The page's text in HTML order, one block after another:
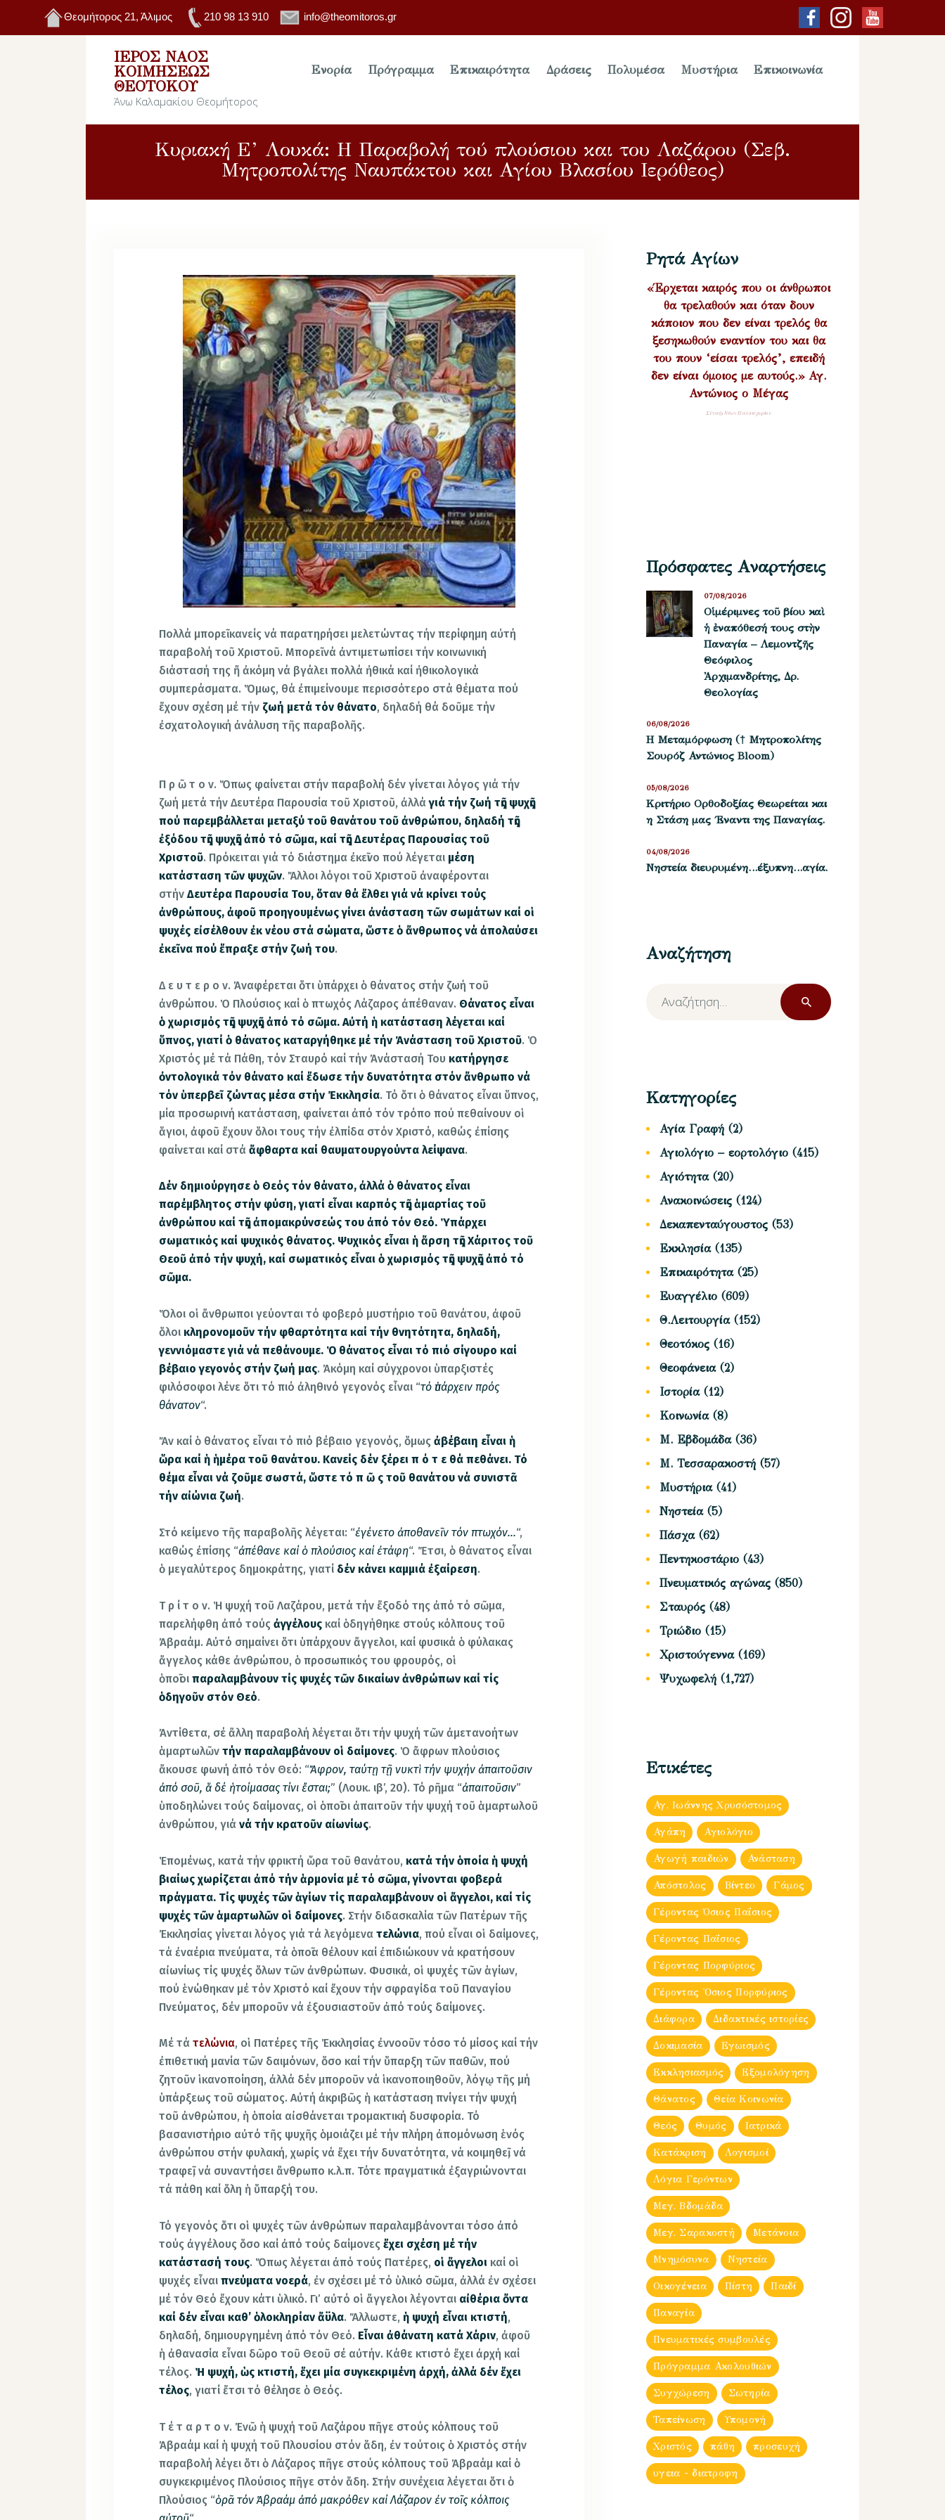
Θεομήτορος 21, Άλιμος 210 98 13 910 info@theomitoros.gr
ΙΕΡΌΣ ΝΑΌΣ
ΚΟΙΜΉΣΕΩΣ
ΘΕΟΤΌΚΟΥ
Άνω Καλαμακίου Θεομήτορος
Ενορία Πρόγραμμα Επικαιρότητα Δράσεις Πολυμέσα Μυστήρια Επικοινωνία
Κυριακή Ε’ Λουκά: Η Παραβολή τού πλούσιου και του Λαζάρου (Σεβ.
Μητροπολίτης Ναυπάκτου και Αγίου Βλασίου Ιερόθεος)
Πολλά μπορεῖ κανείς νά παρατηρήσει μελετώντας τήν περίφημη αὐτή
παραβολή τοῦ Χριστοῦ. Μπορεῖ νά ἀντιμετωπίσει τήν κοινωνική
διάστασή της ἤ ἀκόμη νά βγάλει πολλά ἠθικά καί ἠθικολογικά
συμπεράσματα. Ὅμως, θά ἐπιμείνουμε περισσότερο στά θέματα πού
ἔχουν σχέση μέ τήν ζωή μετά τόν θάνατο, δηλαδή θά δοῦμε τήν
ἐσχατολογική ἀνάλυση τῆς παραβολῆς.
Π ρ ῶ τ ο ν. Ὅπως φαίνεται στήν παραβολή δέν γίνεται λόγος γιά τήν
ζωή μετά τήν Δευτέρα Παρουσία τοῦ Χριστοῦ, ἀλλάγιά τήν ζωή τῆς ψυχῆς
πού παρεμβάλλεται μεταξύ τοῦ θανάτου τοῦ ἀνθρώπου, δηλαδή τῆς
ἐξόδου τῆς ψυχῆς ἀπό τό σῶμα, καί τῆς Δευτέρας Παρουσίας τοῦ
Χριστοῦ. Πρόκειται γιά τό διάστημα ἐκεῖνο πού λέγεται μέση
κατάσταση τῶν ψυχῶν. Ἄλλοι λόγοι τοῦ Χριστοῦ ἀναφέρονται
στήνΔευτέρα Παρουσία Του, ὅταν θά ἔλθει γιά νά κρίνει τούς
ἀνθρώπους, ἀφοῦ προηγουμένως γίνει ἀνάσταση τῶν σωμάτων καί οἱ
ψυχές εἰσέλθουν ἐκ νέου στά σώματα, ὥστε ὁ ἄνθρωπος νά ἀπολαύσει
ἐκεῖνα πού ἔπραξε στήν ζωή του.
Δ ε υ τ ε ρ ο ν. Ἀναφέρεται ὅτι ὑπάρχει ὁ θάνατος στήν ζωή τοῦ
ἀνθρώπου. Ὁ Πλούσιος καί ὁ πτωχός Λάζαρος ἀπέθαναν. Θάνατος εἶναι
ὁ χωρισμός τῆς ψυχῆς ἀπό τό σῶμα. Αὐτή ἡ κατάσταση λέγεται καί
ὕπνος, γιατί ὁ θάνατος καταργήθηκε μέ τήν Ἀνάσταση τοῦ Χριστοῦ. Ὁ
Χριστός μέ τά Πάθη, τόν Σταυρό καί τήν Ἀνάστασή Τουκατήργησε
ὀντολογικά τόν θάνατο καί ἔδωσε τήν δυνατότητα στόν ἄνθρωπο νά
τόν ὑπερβεῖ ζώντας μέσα στήν Ἐκκλησία. Τό ὅτι ὁ θάνατος εἶναι ὕπνος,
μία προσωρινή κατάσταση, φαίνεται ἀπό τόν τρόπο πού πεθαίνουν οἱ
ἅγιοι, ἀφοῦ ἔχουν ὅλοι τους τήν ἐλπίδα στόν Χριστό, καθώς ἐπίσης
φαίνεται καί στάἄφθαρτα καί θαυματουργούντα λείψανα.
Δέν δημιούργησε ὁ Θεός τόν θάνατο, ἀλλά ὁ θάνατος εἶναι
παρέμβλητος στήν φύση, γιατί εἶναι καρπός τῆς ἁμαρτίας τοῦ
ἀνθρώπου καί τῆς ἀπομακρύνσεώς του ἀπό τόν Θεό. Ὑπάρχει
σωματικός καί ψυχικός θάνατος. Ψυχικός εἶναι ἡ ἄρση τῆς Χάριτος τοῦ
Θεοῦ ἀπό τήν ψυχή, καί σωματικός εἶναι ὁ χωρισμός τῆς ψυχῆς ἀπό τό
σῶμα.
Ὅλοι οἱ ἄνθρωποι γεύονται τό φοβερό μυστήριο τοῦ θανάτου, ἀφοῦ
ὅλοικληρονομοῦν τήν φθαρτότητα καί τήν θνητότητα, δηλαδή,
γεννιόμαστε γιά νά πεθάνουμε. Ὁ θάνατος εἶναι τό πιό σίγουρο καί
βέβαιο γεγονός στήν ζωή μας. Ἀκόμη καί σύγχρονοι ὑπαρξιστές
φιλόσοφοι λένε ὅτι τό πιό ἀληθινό γεγονός εἶναι “τό ὑπάρχειν πρός
θάνατον“.
Ἄν καί ὁ θάνατος εἶναι τό πιό βέβαιο γεγονός, ὅμωςἀβέβαιη εἶναι ἡ
ὥρα καί ἡ ἡμέρα τοῦ θανάτου. Κανείς δέν ξέρει π ό τ ε θά πεθάνει. Τό
θέμα εἶναι νά ζοῦμε σωστά, ὥστε τό π ῶ ς τοῦ θανάτου νά συνιστᾶ
τήν αἰώνια ζωή.
Στό κείμενο τῆς παραβολῆς λέγεται: “ἐγένετο ἀποθανεῖν τόν πτωχόν…“,
καθώς ἐπίσης “ἀπέθανε καί ὁ πλούσιος καί ἐτάφη“. Ἔτσι, ὁ θάνατος εἶναι
ὁ μεγαλύτερος δημοκράτης, γιατί δέν κάνει καμμιά ἐξαίρεση.
Τ ρ ί τ ο ν. Ἡ ψυχή τοῦ Λαζάρου, μετά τήν ἔξοδό της ἀπό τό σῶμα,
παρελήφθη ἀπό τούςἀγγέλους καί ὁδηγήθηκε στούς κόλπους τοῦ
Ἀβραάμ. Αὐτό σημαίνει ὅτι ὑπάρχουν ἄγγελοι, καί φυσικά ὁ φύλακας
ἄγγελος κάθε ἀνθρώπου, ὁ προσωπικός του φρουρός, οἱ
ὁποῖοιπαραλαμβάνουν τίς ψυχές τῶν δικαίων ἀνθρώπων καί τίς
ὁδηγοῦν στόν Θεό.
Ἀντίθετα, σέ ἄλλη παραβολή λέγεται ὅτι τήν ψυχή τῶν ἀμετανοήτων
ἁμαρτωλῶντήν παραλαμβάνουν οἱ δαίμονες. Ὁ ἄφρων πλούσιος
ἄκουσε φωνή ἀπό τόν Θεό: “Ἄφρον, ταύτῃ τῇ νυκτὶ τήν ψυχήν ἀπαιτοῦσιν
ἀπό σοῦ, ἅ δέ ἡτοίμασας τίνι ἔσται;” (Λουκ. ιβ’, 20). Τό ρῆμα “ἀπαιτοῦσιν”
ὑποδηλώνει τούς δαίμονας, οἱ ὁποῖοι ἀπαιτοῦν τήν ψυχή τοῦ ἁμαρτωλοῦ
ἀνθρώπου, γιάνά τήν κρατοῦν αἰωνίως.
Ἑπομένως, κατά τήν φρικτή ὥρα τοῦ θανάτου,κατά τήν ὁποία ἡ ψυχή
βιαίως χωρίζεται ἀπό τήν ἁρμονία μέ τό σῶμα, γίνονται φοβερά
πράγματα. Τίς ψυχές τῶν ἁγίων τίς παραλαμβάνουν οἱ ἄγγελοι, καί τίς
ψυχές τῶν ἁμαρτωλῶν οἱ δαίμονες. Στήν διδασκαλία τῶν Πατέρων τῆς
Ἐκκλησίας γίνεται λόγος γιά τά λεγόμενατελώνια, πού εἶναι οἱ δαίμονες,
τά ἐναέρια πνεύματα, τά ὁποῖα θέλουν καί ἐπιδιώκουν νά κρατήσουν
αἰωνίως τίς ψυχές ὅλων τῶν ἀνθρώπων. Φυσικά, οἱ ψυχές τῶν ἁγίων,
πού ἑνώθηκαν μέ τόν Χριστό καί ἔχουν τήν σφραγίδα τοῦ Παναγίου
Πνεύματος, δέν μποροῦν νά ἐξουσιαστοῦν ἀπό τούς δαίμονες.
Μέ τάτελώνια, οἱ Πατέρες τῆς Ἐκκλησίας ἐννοοῦν τόσο τό μίσος καί τήν
ἐπιθετική μανία τῶν δαιμόνων, ὅσο καί τήν ὕπαρξη τῶν παθῶν, πού
ζητοῦν ἱκανοποίηση, ἀλλά δέν μποροῦν νά ἱκανοποιηθοῦν, λόγῳ τῆς μή
ὑπάρξεως τοῦ σώματος. Αὐτή ἀκριβῶς ἡ κατάσταση πνίγει τήν ψυχή
τοῦ ἀνθρώπου, ἡ ὁποία αἰσθάνεται τρομακτική δυσφορία. Τό
βασανιστήριο αὐτό τῆς ψυχῆς ὁμοιάζει μέ τήν πλήρη ἀπομόνωση ἑνός
ἀνθρώπου στήν φυλακή, χωρίς νά ἔχει τήν δυνατότητα, νά κοιμηθεῖ, νά
τραφεῖ, νά συναντήσει ἄνθρωπο κ.λ.π. Τότε πραγματικά ἐξαγριώνονται
τά πάθη καί ὅλη ἡ ὕπαρξή του.
Τό γεγονός ὅτι οἱ ψυχές τῶν ἀνθρώπων παραλαμβάνονται τόσο ἀπό
τούς ἀγγέλους ὅσο καί ἀπό τούς δαίμονεςἔχει σχέση μέ τήν
κατάστασή τους. Ὅπως λέγεται ἀπό τούς Πατέρες, οἱ ἄγγελοι καί οἱ
ψυχές εἶναιπνεύματα νοερά, ἐν σχέσει μέ τό ὑλικό σῶμα, ἀλλά ἐν σχέσει
μέ τόν Θεό ἔχουν κάτι ὑλικό. Γι’ αὐτό οἱ ἄγγελοι λέγονται αἰθέρια ὄντα
καί δέν εἶναι καθ’ ὁλοκληρίαν ἄϋλα. Ἄλλωστε,ἡ ψυχή εἶναι κτιστή,
δηλαδή, δημιουργημένη ἀπό τόν Θεό. Εἶναι ἀθάνατη κατά Χάριν, ἀφοῦ
ἡ ἀθανασία εἶναι δῶρο τοῦ Θεοῦ σέ αὐτήν. Κάθε κτιστό ἔχει ἀρχή καί
τέλος. Ἡ ψυχή, ὡς κτιστή, ἔχει μία συγκεκριμένη ἀρχή, ἀλλά δέν ἔχει
τέλος, γιατί ἔτσι τό θέλησε ὁ Θεός.
Τ έ τ α ρ τ ο ν. Ἐνῶ ἡ ψυχή τοῦ Λαζάρου πῆγε στούς κόλπους τοῦ
Ἀβραάμ καί ἡ ψυχή τοῦ Πλουσίου στόν ἅδη, ἐν τούτοις ὁ Χριστός στήν
παραβολή λέγει ὅτι ὁ Λάζαρος πῆγε στούς κόλπους τοῦ Ἀβραάμ καί ὁ
συγκεκριμένος Πλούσιος πῆγε στόν ἅδη. Στήν συνέχεια λέγεται ὅτι ὁ
Πλούσιος “ὁρᾶ τόν Ἀβραάμ ἀπό μακρόθεν καί Λάζαρον ἐν τοῖς κόλποις
Ρητά Αγίων
«Έρχεται καιρός που οι άνθρωποι
θα τρελαθούν και όταν δουν
κάποιον που δεν είναι τρελός θα
ξεσηκωθούν εναντίον του και θα
του πουν ‘είσαι τρελός’, επειδή
δεν είναι όμοιος με αυτούς.» Αγ.
Αντώνιος ο Μέγας
Σύναξη Νέων Παλαιοχωρίου
Πρόσφατες Αναρτήσεις
Οἱ μέριμνες τοῦ βίου καὶ
ἡ ἐναπόθεσή τους στὴν
Παναγία – Λεμοντζῆς
Θεόφιλος
Ἀρχιμανδρίτης, Δρ.
Θεολογίας
07/08/2026
Η Μεταμόρφωση († Μητροπολίτης
Σουρόζ Αντώνιος Bloom)
06/08/2026
Kριτήριο Oρθοδοξίας Θεωρείται και
η Στάση μας ΄Εναντι της Παναγίας.
05/08/2026
Νηστεία διευρυμένη…έξυπνη…αγία.
04/08/2026
Αναζήτηση
Αναζήτηση
για:
Κατηγορίες
Αγία Γραφή (2)
Αγιολόγιο – εορτολόγιο (415)
Αγιότητα(20)
Ανακοινώσεις (124)
Δεκαπενταύγουστος (53)
Εκκλησία(135)
Επικαιρότητα(25)
Ευαγγέλιο (609)
Θ.Λειτουργία(152)
Θεοτόκος (16)
Θεοφάνεια(2)
Ιστορία(12)
Κοινωνία(8)
Μ. Εβδομάδα(36)
Μ. Τεσσαρακοστή (57)
Μυστήρια(41)
Νηστεία(5)
Πάσχα(62)
Πεντηκοστάριο (43)
Πνευματικός αγώνας (850)
Σταυρός (48)
Τριώδιο (15)
Χριστούγεννα(169)
Ψυχωφελή (1,727)
Ετικέτες
Αγ. Ιωάννης Χρυσόστομος
Αγάπη Αγιολόγιο
Αγωγή παιδιών Ανάσταση
Απόστολος Βίντεο Γάμος
Γέροντας Όσιος Παΐσιος
Γέροντας Παΐσιος
Γέροντας Πορφύριος
Γέροντας Ὀσιος Πορφύριος
Διάφορα Διδακτικές ιστορίες
Δοκιμασία Εγωισμός
Εκκλησιασμός Εξομολόγηση
Θάνατος Θεία Κοινωνία
Θεός Θυμός Ιατρικά
Κατάκριση Λογισμοί
Λόγια Γερόντων
Μεγ. Βδομἀδα
Μεγ. Σαρακοστή Μετάνοια
Μνημόσυνα Νηστεία
Οικογένεια Πίστη Παιδί
Παναγία
Πνευματικές συμβουλές
Πρόγραμμα Ακολουθιών
Συγχώρεση Σωτηρία
Ταπείνωση Υπομονή
Χριστός πάθη προσευχή
υγεια - διατροφη